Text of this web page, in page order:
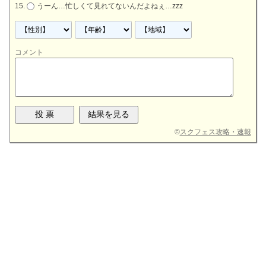
うーん…忙しくて見れてないんだよねぇ…zzz
コメント
©スクフェス攻略・速報